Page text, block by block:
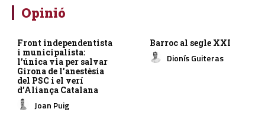
Opinió
Front independentista
i municipalista:
l’única via per salvar
Girona de l’anestèsia
del PSC i el verí
d’Aliança Catalana
Joan Puig
Barroc al segle XXI
Dionís Guiteras